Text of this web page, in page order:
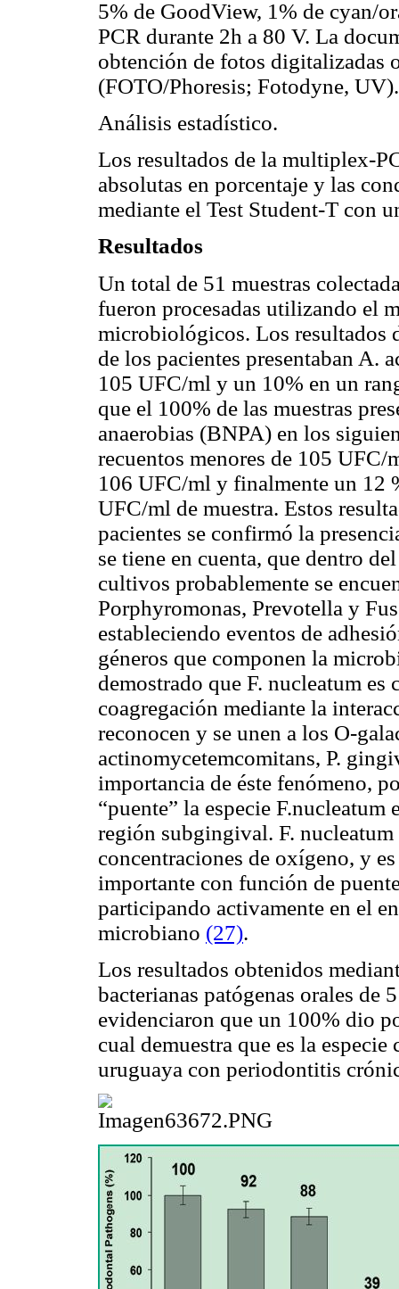
5% de GoodView, 1% de cyan/
PCR durante 2h a 80 V. La
obtención de fotos digitalizadas
(FOTO/Phoresis; Fotodyne, UV).
Análisis estadístico.
Los resultados de la multiplex-
absolutas en porcentaje y las
mediante el Test Student-T con
Resultados
Un total de 51 muestras
fueron procesadas utilizando el
microbiológicos. Los resultados
de los pacientes presentaban A.
105 UFC/ml y un 10% en un
que el 100% de las muestras
anaerobias (BNPA) en los
recuentos menores de 105 UFC/
106 UFC/ml y finalmente un 12
UFC/ml de muestra. Estos
pacientes se confirmó la
se tiene en cuenta, que dentro
cultivos probablemente se
Porphyromonas, Prevotella y
estableciendo eventos de
géneros que componen la
demostrado que F. nucleatum es
coagregación mediante la
reconocen y se unen a los O-
actinomycetemcomitans, P.
importancia de éste fenómeno,
“puente” la especie F.nucleatum
región subgingival. F. nucleatum
concentraciones de oxígeno, y
importante con función de
participando activamente en el
microbiano (27).
Los resultados obtenidos
bacterianas patógenas orales
evidenciaron que un 100% dio
cual demuestra que es la
uruguaya con periodontitis